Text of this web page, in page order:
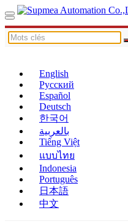
English
Русский
Español
Deutsch
한국어
بالعربية
Tiếng Việt
แบบไทย
Indonesia
Português
日本語
中文